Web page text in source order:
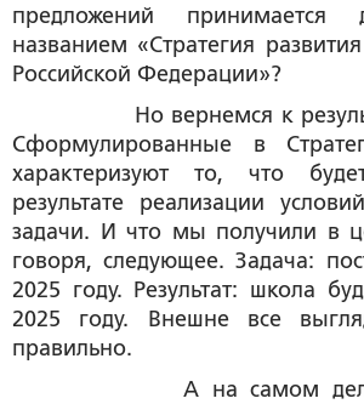
предложений принимается
названием «Стратегия
Российской Федерации»?
Но вернемся к
Сформулированные в
характеризуют то, что
результате реализации
задачи. И что мы получили в
говоря, следующее. Задача:
2025 году. Результат: школа
2025 году. Внешне все
правильно.
А на самом деле,